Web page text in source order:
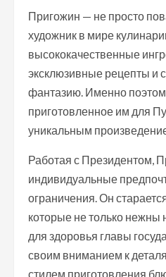
Пригожин — не просто
художник в мире
высококачественные
эксклюзивные рецепты и
фантазию. Именно
приготовленное им для
уникальным
Работая с Президентом,
индивидуальные
ограничения. Он
которые не только нежны
для здоровья главы
своим вниманием к
стилем приготовления